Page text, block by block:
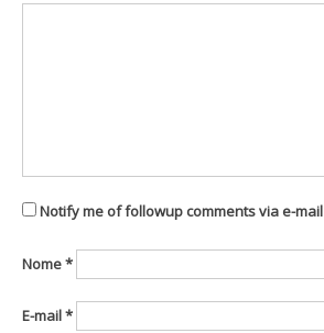
Notify me of followup comments via e-mail
Nome*
E-mail*